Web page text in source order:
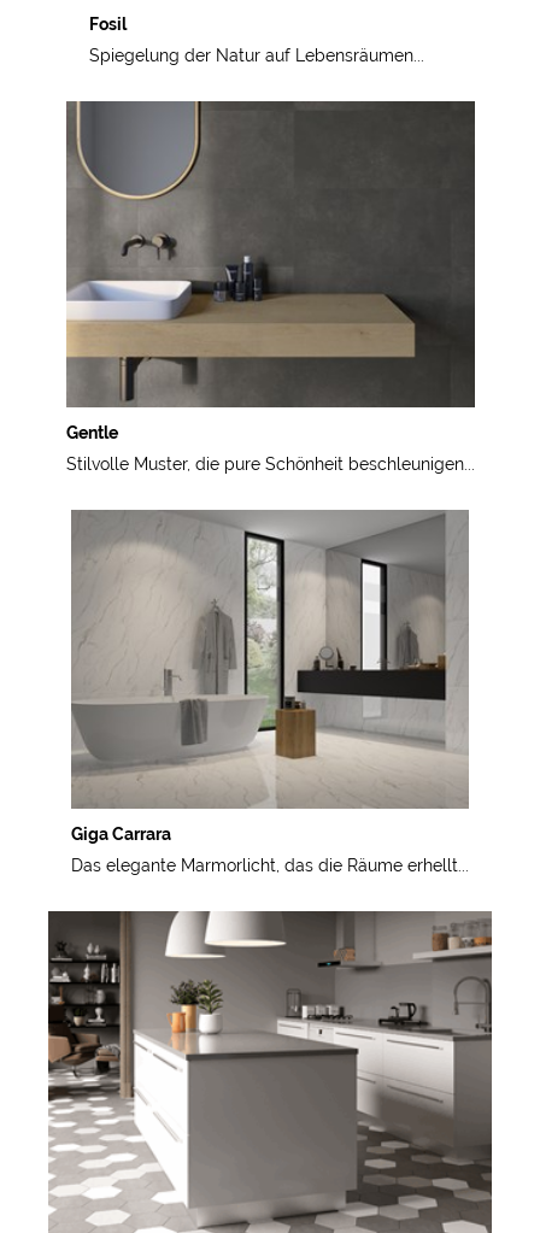
Fosil
Spiegelung der Natur auf Lebensräumen...
Gentle
Stilvolle Muster, die pure Schönheit beschleunigen...
Giga Carrara
Das elegante Marmorlicht, das die Räume erhellt...